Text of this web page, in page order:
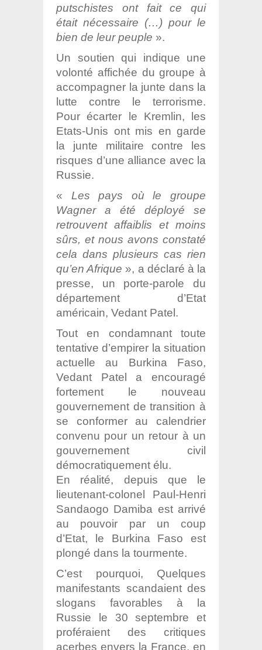
putschistes ont fait ce qui
était nécessaire (…) pour le
bien de leur peuple ».
Un soutien qui indique une
volonté affichée du groupe à
accompagner la junte dans la
lutte contre le terrorisme.
Pour écarter le Kremlin, les
Etats-Unis ont mis en garde
la junte militaire contre les
risques d’une alliance avec la
Russie.
« Les pays où le groupe
Wagner a été déployé se
retrouvent affaiblis et moins
sûrs, et nous avons constaté
cela dans plusieurs cas rien
qu’en Afrique », a déclaré à la
presse, un porte-parole du
département d’Etat
américain, Vedant Patel.
Tout en condamnant toute
tentative d’empirer la situation
actuelle au Burkina Faso,
Vedant Patel a encouragé
fortement le nouveau
gouvernement de transition à
se conformer au calendrier
convenu pour un retour à un
gouvernement civil
démocratiquement élu.
En réalité, depuis que le
lieutenant-colonel Paul-Henri
Sandaogo Damiba est arrivé
au pouvoir par un coup
d’Etat, le Burkina Faso est
plongé dans la tourmente.
C’est pourquoi, Quelques
manifestants scandaient des
slogans favorables à la
Russie le 30 septembre et
proféraient des critiques
acerbes envers la France, en